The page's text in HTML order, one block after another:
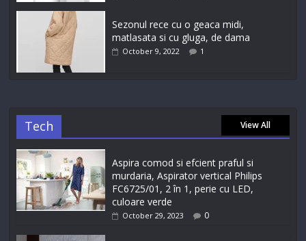
Sezonul rece cu o geaca midi,
matlasata si cu gluga, de dama
October 9, 2022 1
Tech View All
Aspira comod si efcient praful si
murdaria, Aspirator vertical Philips
FC6725/01, 2 în 1, perie cu LED,
culoare verde
October 29, 2023 0